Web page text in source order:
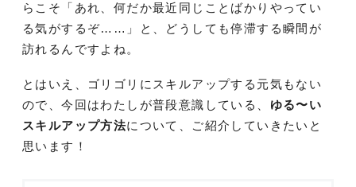
らこそ「あれ、何だか最近同じことばかりやってい
る気がするぞ……」と、どうしても停滞する瞬間が
訪れるんですよね。
とはいえ、ゴリゴリにスキルアップする元気もない
ので、今回はわたしが普段意識している、 ゆる〜い
スキルアップ方法について、ご紹介していきたいと
思います！